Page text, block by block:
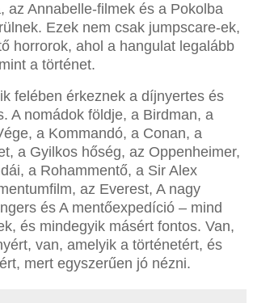
az Annabelle-filmek és a Pokolba
Ezek nem csak jumpscare-ek,
horrorok, ahol a hangulat legalább
a történet.
felében érkeznek a díjnyertes és
A nomádok földje, a Birdman, a
a Kommandó, a Conan, a
a Gyilkos hőség, az Oppenheimer,
a Rohammentő, a Sir Alex
az Everest, A nagy
és A mentőexpedíció – mind
és mindegyik másért fontos. Van,
van, amelyik a történetért, és
mert egyszerűen jó nézni.